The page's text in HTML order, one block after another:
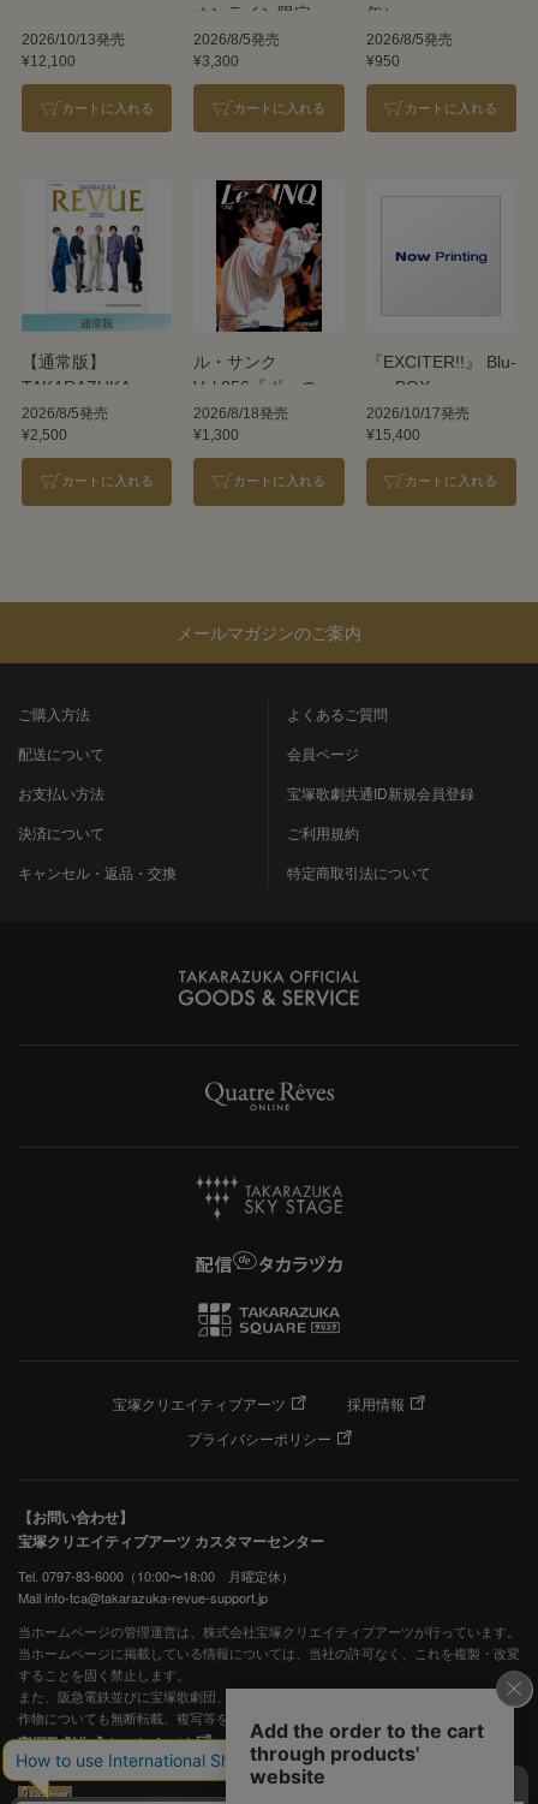
2026/10/13発売
¥12,100
カートに入れる
オンライン限定
版】TAKARAZUKA
REVUE 2026
2026/8/5発売
¥3,300
カートに入れる
年）
2026/8/5発売
¥950
カートに入れる
【通常版】
TAKARAZUKA
REVUE 2026
2026/8/5発売
¥2,500
カートに入れる
ル・サンク
Vol.256『ポーの一
族』＜雪組＞
2026/8/18発売
¥1,300
カートに入れる
『EXCITER!!』 Blu-
ray BOX
2026/10/17発売
¥15,400
カートに入れる
メールマガジンのご案内
ご購入方法
配送について
お支払い方法
決済について
キャンセル・返品・交換
よくあるご質問
会員ページ
宝塚歌劇共通ID新規会員登録
ご利用規約
特定商取引法について
宝塚クリエイティブアーツ
採用情報
プライバシーポリシー
【お問い合わせ】
宝塚クリエイティブアーツ カスタマーセンター
Tel. 0797-83-6000（10:00〜18:00 月曜定休）
Mail info-tca@takarazuka-revue-support.jp
当ホームページの管理運営は、株式会社宝塚クリエイティブアーツが行っています。
当ホームページに掲載している情報については、当社の許可なく、これを複製・改変
することを固く禁止します。
また、阪急電鉄並びに宝塚歌劇団、宝塚クリエイティブアーツの出版物ほか写真等著
作物についても無断転載、複写等を禁じます。
宝塚歌劇公式ホームページ